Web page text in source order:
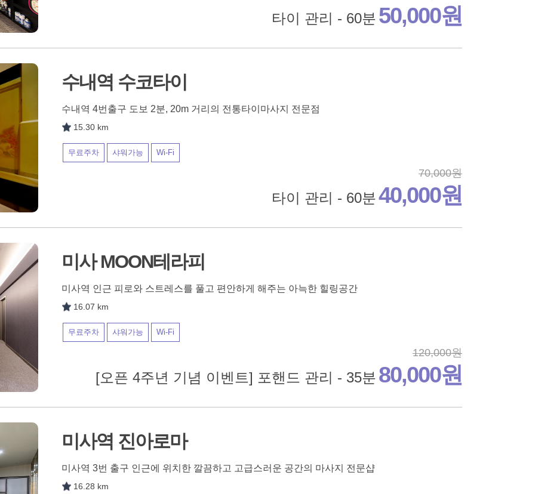
타이 관리 - 60분 50,000원
수내역 수코타이
수내역 4번출구 도보 2분, 20m 거리의 전통타이마사지 전문점
15.30 km
무료주차 샤워가능 Wi-Fi
70,000원
타이 관리 - 60분40,000원
미사 MOON테라피
미사역 인근 피로와 스트레스를 풀고 편안하게 해주는 아늑한 힐링공간
16.07 km
무료주차 샤워가능 Wi-Fi
120,000원
[오픈 4주년 기념 이벤트] 포핸드 관리 - 35분 80,000원
미사역 진아로마
미사역 3번 출구 인근에 위치한 깔끔하고 고급스러운 공간의 마사지 전문샵
16.28 km